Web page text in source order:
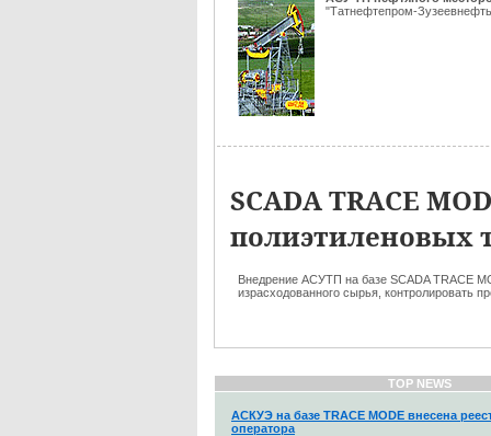
"Татнефтепром-
SCADA TRACE
полиэтиленовых
Внедрение АСУТП на базе SCADA TRACE
израсходованного сырья, контролировать
TOP NEWS
АСКУЭ на базе TRACE MODE внесена
оператора